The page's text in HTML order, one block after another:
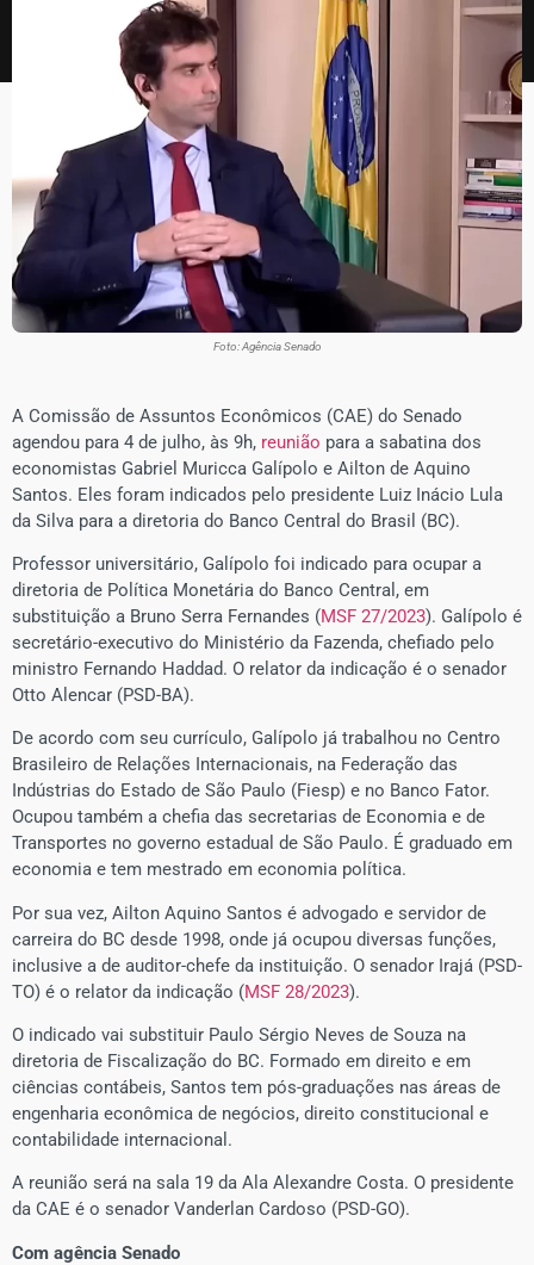
Foto: Agência Senado
A Comissão de Assuntos Econômicos (CAE) do Senado
agendou para 4 de julho, às 9h, reunião para a sabatina dos
economistas Gabriel Muricca Galípolo e Ailton de Aquino
Santos. Eles foram indicados pelo presidente Luiz Inácio Lula
da Silva para a diretoria do Banco Central do Brasil (BC).
Professor universitário, Galípolo foi indicado para ocupar a
diretoria de Política Monetária do Banco Central, em
substituição a Bruno Serra Fernandes (MSF 27/2023). Galípolo é
secretário-executivo do Ministério da Fazenda, chefiado pelo
ministro Fernando Haddad. O relator da indicação é o senador
Otto Alencar (PSD-BA).
De acordo com seu currículo, Galípolo já trabalhou no Centro
Brasileiro de Relações Internacionais, na Federação das
Indústrias do Estado de São Paulo (Fiesp) e no Banco Fator.
Ocupou também a chefia das secretarias de Economia e de
Transportes no governo estadual de São Paulo. É graduado em
economia e tem mestrado em economia política.
Por sua vez, Ailton Aquino Santos é advogado e servidor de
carreira do BC desde 1998, onde já ocupou diversas funções,
inclusive a de auditor-chefe da instituição. O senador Irajá (PSD-
TO) é o relator da indicação (MSF 28/2023).
O indicado vai substituir Paulo Sérgio Neves de Souza na
diretoria de Fiscalização do BC. Formado em direito e em
ciências contábeis, Santos tem pós-graduações nas áreas de
engenharia econômica de negócios, direito constitucional e
contabilidade internacional.
A reunião será na sala 19 da Ala Alexandre Costa. O presidente
da CAE é o senador Vanderlan Cardoso (PSD-GO).
Com agência Senado